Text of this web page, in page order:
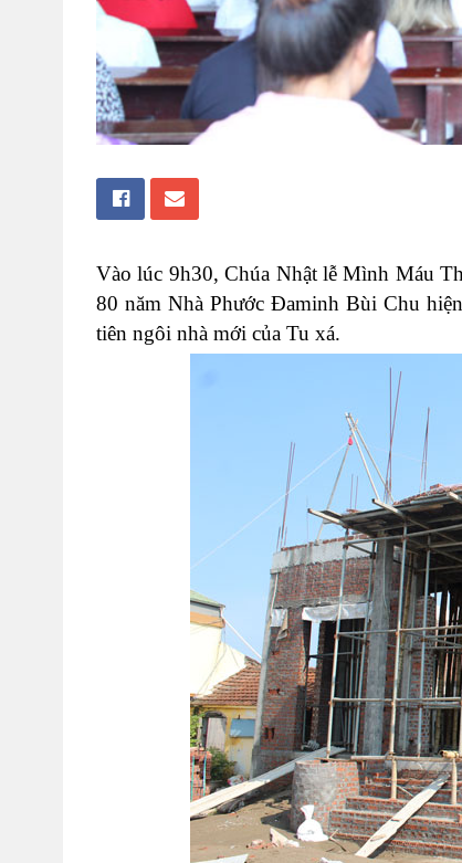
Vào lúc 9h30, Chúa Nhật lễ Mình Máu
80 năm Nhà Phước Đaminh Bùi Chu
tiên ngôi nhà mới của Tu xá.